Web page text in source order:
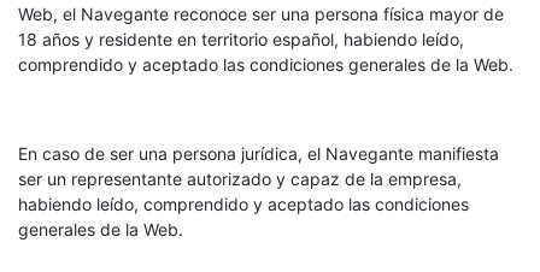
Web, el Navegante reconoce ser una persona física mayor de
18 años y residente en territorio español, habiendo leído,
comprendido y aceptado las condiciones generales de la Web.
En caso de ser una persona jurídica, el Navegante manifiesta
ser un representante autorizado y capaz de la empresa,
habiendo leído, comprendido y aceptado las condiciones
generales de la Web.